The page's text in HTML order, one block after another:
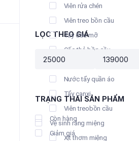
Viên rửa chén
Viên treo bồn cầu
Tẩy dầu mỡ
Cốc thả bồn cầu
Nước tẩy bồn cầu
Nước tẩy quần áo
Tẩy canxi
Viên treobồn cầu
Vệ sinh răng miệng
Xịt thơm miệng
LỌC THEO GIÁ
Giá
Giá
TRẠNG THÁI SẢN PHẨM
Còn hàng
Giảm giá